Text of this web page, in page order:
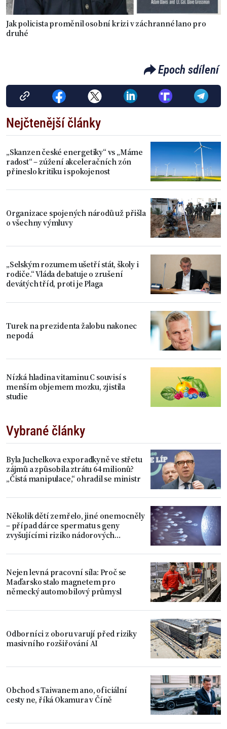
Jak policista proměnil osobní krizi v záchranné lano pro
druhé
Epoch sdílení
Nejčtenější články
„Skanzen české energetiky“ vs „Máme
radost“ – zúžení akceleračních zón
přineslo kritiku i spokojenost
Organizace spojených národů už přišla
o všechny výmluvy
„Selským rozumem ušetří stát, školy i
rodiče.“ Vláda debatuje o zrušení
devátých tříd, proti je Plaga
Turek na prezidenta žalobu nakonec
nepodá
Nízká hladina vitaminu C souvisí s
menším objemem mozku, zjistila
studie
Vybrané články
Byla Juchelkova exporadkyně ve střetu
zájmů a způsobila ztrátu 64 milionů?
„Čistá manipulace,“ ohradil se ministr
Několik dětí zemřelo, jiné onemocněly
– případ dárce spermatu s geny
zvyšujícími riziko nádorových
Nejen levná pracovní síla: Proč se
Maďarsko stalo magnetem pro
německý automobilový průmysl
Odborníci z oboru varují před riziky
masivního rozšiřování AI
Obchod s Taiwanem ano, oficiální
cesty ne, říká Okamura v Číně